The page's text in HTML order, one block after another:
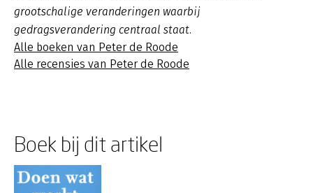
grootschalige veranderingen waarbij
gedragsverandering centraal staat.
Alle boeken van Peter de Roode
Alle recensies van Peter de Roode
Boek bij dit artikel